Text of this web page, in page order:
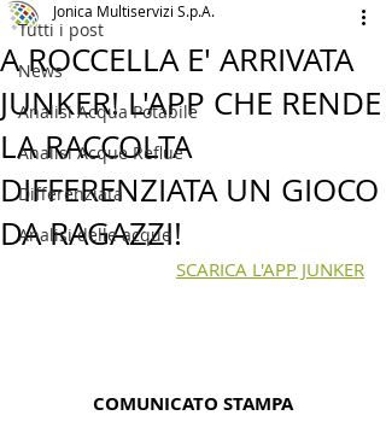
Tutti i post
News
Analisi Acqua Potabile
Analisi Acque Reflue
Differenziata
Analisi delle acque
A ROCCELLA E' ARRIVATA
JUNKER! L'APP CHE RENDE
LA RACCOLTA
DIFFERENZIATA UN GIOCO
DA RAGAZZI!
Jonica Multiservizi S.p.A.
SCARICA L'APP JUNKER
COMUNICATO STAMPA